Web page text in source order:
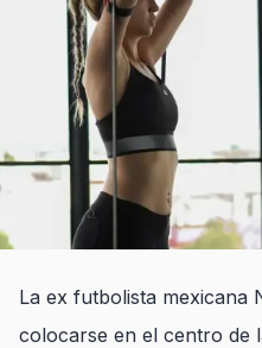
La ex futbolista mexicana
colocarse en el centro de